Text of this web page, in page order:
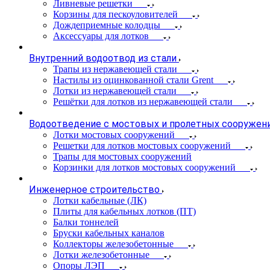
Ливневые решетки
Корзины для пескоуловителей
Дождеприемные колодцы
Аксессуары для лотков
Внутренний водоотвод из стали
Трапы из нержавеющей стали
Настилы из оцинкованной стали Grent
Лотки из нержавеющей стали
Решётки для лотков из нержавеющей стали
Водоотведение с мостовых и пролетных
Лотки мостовых сооружений
Решетки для лотков мостовых сооружений
Трапы для мостовых сооружений
Корзинки для лотков мостовых сооружений
Инженерное строительство
Лотки кабельные (ЛК)
Плиты для кабельных лотков (ПТ)
Балки тоннелей
Бруски кабельных каналов
Коллекторы железобетонные
Лотки железобетонные
Опоры ЛЭП